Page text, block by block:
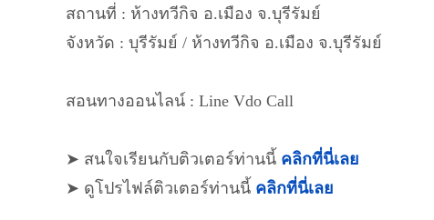
สถานที่ : ห้างทวีกิจ อ.เมือง จ.บุรีรัมย์
จังหวัด : บุรีรัมย์ / ห้างทวีกิจ อ.เมือง จ.บุรีรัมย์
สอนทางออนไลน์ : Line Vdo Call
➤ สนใจเรียนกับติวเตอร์ท่านนี้ คลิกที่นี่เลย
➤ ดูโปรไฟล์ติวเตอร์ท่านนี้ คลิกที่นี่เลย